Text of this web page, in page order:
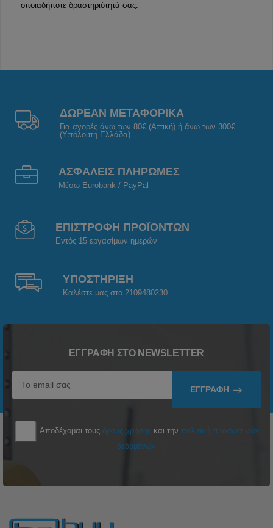
οποιαδήποτε δραστηριότητά σας.
ΔΩΡΕΑΝ ΜΕΤΑΦΟΡΙΚΑ
Για αγορές άνω των 80€ (Αττική) ή άνω των 300€
(Υπόλοιπη Ελλάδα).
ΑΣΦΑΛΕΙΣ ΠΛΗΡΩΜΕΣ
Μέσω Eurobank / PayPal
ΕΠΙΣΤΡΟΦΗ ΠΡΟΪΟΝΤΩΝ
Εντός 15 εργασίμων ημερών
ΥΠΟΣΤΗΡΙΞΗ
Καλέστε μας στο 2109480230
ΕΓΓΡΑΦΉ ΣΤΟ NEWSLETTER
ΕΓΓΡΑΦΉ
Αποδέχομαι τους όρους χρήσης και την πολιτική προσωπικών
δεδομένων